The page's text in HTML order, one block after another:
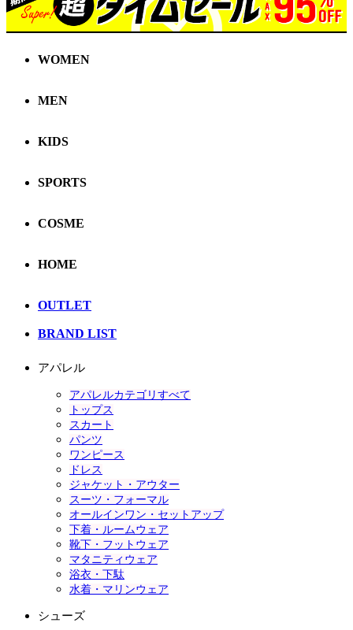
WOMEN
MEN
KIDS
SPORTS
COSME
HOME
OUTLET
BRAND LIST
アパレル
アパレルカテゴリすべて
トップス
スカート
パンツ
ワンピース
ドレス
ジャケット・アウター
スーツ・フォーマル
オールインワン・セットアップ
下着・ルームウェア
靴下・フットウェア
マタニティウェア
浴衣・下駄
水着・マリンウェア
シューズ